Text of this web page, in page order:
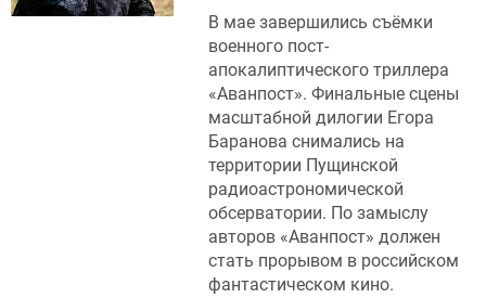
В мае завершились съёмки
военного пост-
апокалиптического триллера
«Аванпост». Финальные сцены
масштабной дилогии Егора
Баранова снимались на
территории Пущинской
радиоастрономической
обсерватории. По замыслу
авторов «Аванпост» должен
стать прорывом в российском
фантастическом кино.